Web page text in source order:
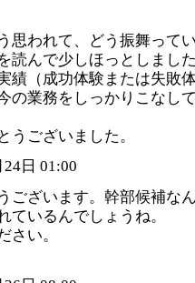
思われて、どう振舞って
読んで少しほっとしまし
績（成功体験または失敗
の業務をしっかりこなし
うございました。
24日 01:00
ございます。幹部候補な
ているんでしょうね。
さい。